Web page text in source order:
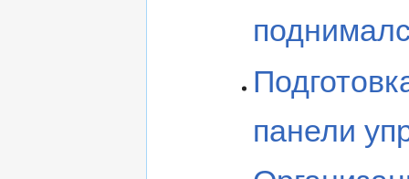
панели